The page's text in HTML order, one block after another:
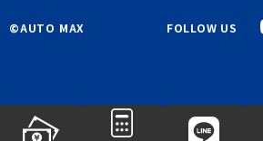
©︎AUTO MAX FOLLOW US